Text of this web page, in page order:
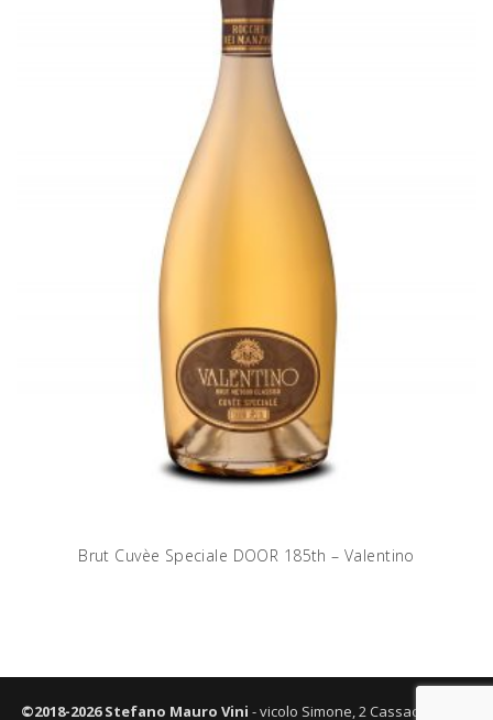
Brut Cuvèe Speciale DOOR 185th – Valentino
©2018-2026 Stefano Mauro Vini - vicolo Simone, 2 Cassacco (UD) -